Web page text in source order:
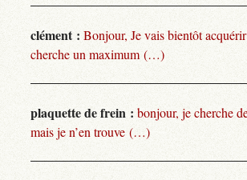
clément : Bonjour, Je vais bientôt
cherche un maximum (…)
plaquette de frein : bonjour, je cherche
mais je n’en trouve (…)